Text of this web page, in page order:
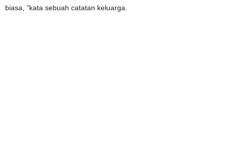
biasa, ”kata sebuah catatan keluarga.